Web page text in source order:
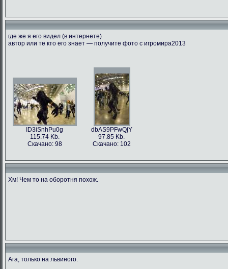
где же я его видел (в интернете)
автор или те кто его знает — получите фото с игромира2013
ID3iSnhPu0g
115.74 Kb.
Скачано: 98
dbAS9PFwQjY
97.85 Kb.
Скачано: 102
Хм! Чем то на оборотня похож.
Ага, только на львиного.